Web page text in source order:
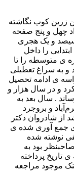
زرین کوب نگاشته
چهل و پنج صفحه
و یک هجری
را داخل
ی متوسطه را تا
و به سراغ تعطیلی
ی ادامه تحصیل
و در سال هزار و
. سال بعد به
و بروجرد
از شادروان دکتر
ی جمع آوری شده ی
نوشته شده
بود به
تاریخ پرداخته
موجود مراجعه